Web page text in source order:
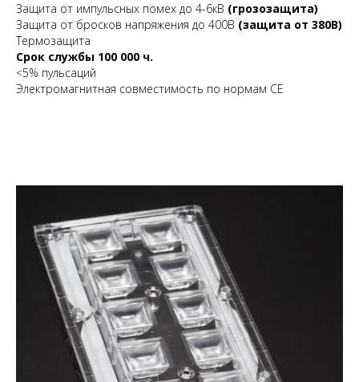
Защита от импульсных помех до 4-6кВ (грозозащита)
Защита от бросков напряжения до 400В (защита от 380В)
Термозащита
Срок службы 100 000 ч.
<5% пульсаций
Электромагнитная совместимость по нормам CE